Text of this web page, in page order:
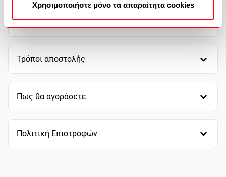
Χρησιμοποιήστε μόνο τα απαραίτητα cookies
Τρόποι πληρωμής
Τρόποι αποστολής
Πως θα αγοράσετε
Πολιτική Επιστροφών